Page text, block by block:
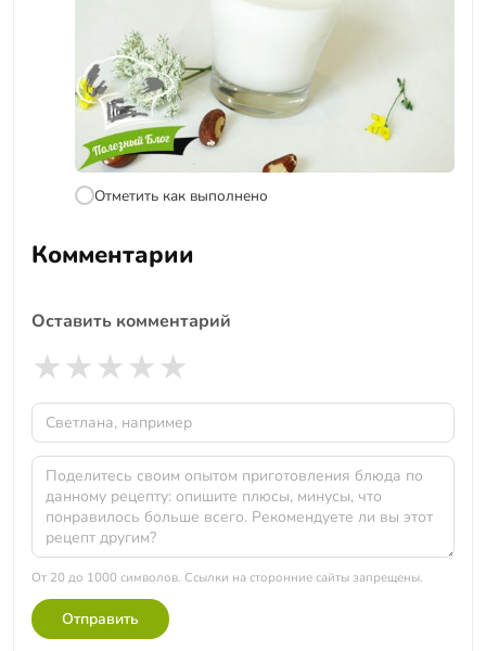
Отметить как выполнено
Комментарии
Оставить комментарий
★★★★★
От 20 до 1000 символов. Ссылки на сторонние сайты запрещены.
Отправить